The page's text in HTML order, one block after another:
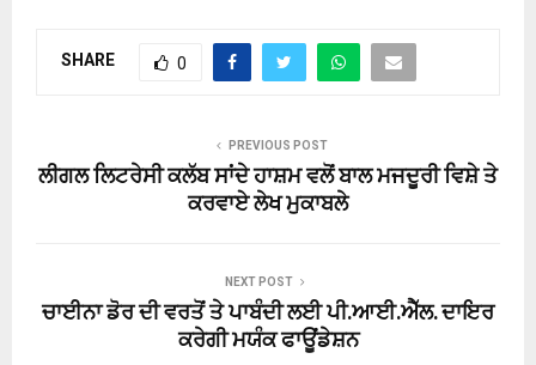
SHARE 0
PREVIOUS POST
ਲੀਗਲ ਲਿਟਰੇਸੀ ਕਲੱਬ ਸਾਂਦੇ ਹਾਸ਼ਮ ਵਲੋਂ ਬਾਲ ਮਜਦੂਰੀ ਵਿਸ਼ੇ ਤੇ
ਕਰਵਾਏ ਲੇਖ ਮੁਕਾਬਲੇ
NEXT POST
ਚਾਈਨਾ ਡੋਰ ਦੀ ਵਰਤੋਂ ਤੇ ਪਾਬੰਦੀ ਲਈ ਪੀ.ਆਈ.ਐੱਲ. ਦਾਇਰ
ਕਰੇਗੀ ਮਯੰਕ ਫਾਊਂਡੇਸ਼ਨ